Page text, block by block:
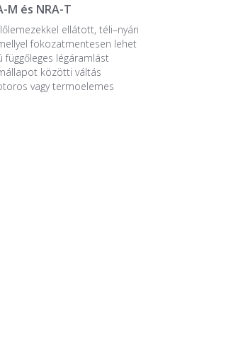
M és NRA-T
ellátott, téli–nyári
fokozatmentesen lehet
függőleges légáramlást
közötti váltás
vagy termoelemes